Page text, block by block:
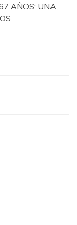
AÑOS: UNA